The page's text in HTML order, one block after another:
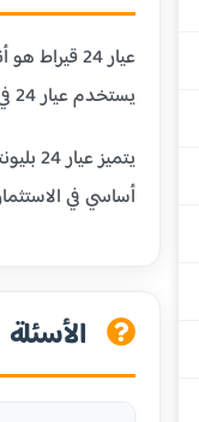
يستخدم عيار 24 في صناعة السبائك الذهبية والاستثمارات طويلة الأجل.
أساسي في